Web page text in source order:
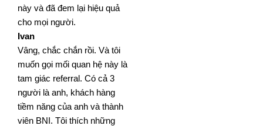
này và đã đem lại hiệu quả
cho mọi người.
Ivan
Vâng, chắc chắn rồi. Và tôi
muốn gọi mối quan hệ này là
tam giác referral. Có cả 3
người là anh, khách hàng
tiềm năng của anh và thành
viên BNI. Tôi thích những